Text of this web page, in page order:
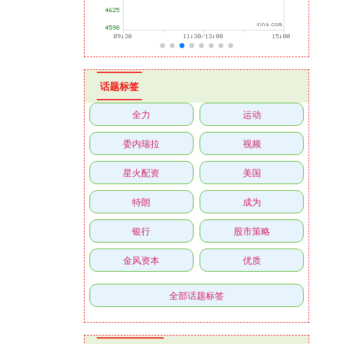
话题标签
全力 运动
委内瑞拉 视频
星火配资 美国
特朗 成为
银行 股市策略
金风资本 优质
全部话题标签